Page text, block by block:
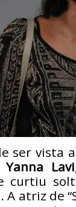
ser vista
Yanna
curtiu
A atriz de